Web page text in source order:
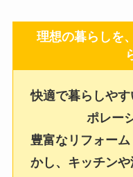
理想の暮らしを
快適で暮らしや
ポレー
豊富なリフォー
かし、キッチンや